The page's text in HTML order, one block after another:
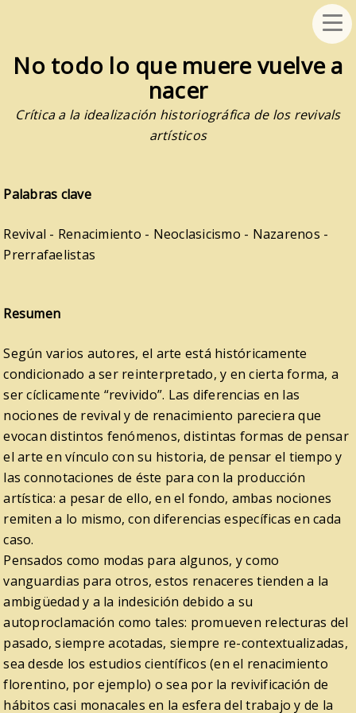
No todo lo que muere vuelve a
nacer
Crítica a la idealización historiográfica de los revivals
artísticos
Palabras clave
Revival - Renacimiento - Neoclasicismo - Nazarenos -
Prerrafaelistas
Resumen
Según varios autores, el arte está históricamente
condicionado a ser reinterpretado, y en cierta forma, a
ser cíclicamente “revivido”. Las diferencias en las
nociones de revival y de renacimiento pareciera que
evocan distintos fenómenos, distintas formas de pensar
el arte en vínculo con su historia, de pensar el tiempo y
las connotaciones de éste para con la producción
artística: a pesar de ello, en el fondo, ambas nociones
remiten a lo mismo, con diferencias específicas en cada
caso.
Pensados como modas para algunos, y como
vanguardias para otros, estos renaceres tienden a la
ambigüedad y a la indesición debido a su
autoproclamación como tales: promueven relecturas del
pasado, siempre acotadas, siempre re-contextualizadas,
sea desde los estudios científicos (en el renacimiento
florentino, por ejemplo) o sea por la revivificación de
hábitos casi monacales en la esfera del trabajo y de la